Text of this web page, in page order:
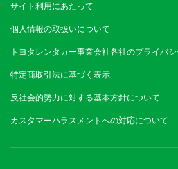
サイト利用にあたって
個人情報の取扱いについて
トヨタレンタカー事業会社各社のプライバ
特定商取引法に基づく表示
反社会的勢力に対する基本方針について
カスタマーハラスメントへの対応について